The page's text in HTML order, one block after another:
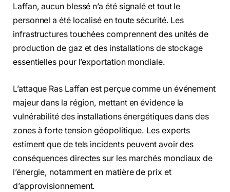
Laffan, aucun blessé n’a été signalé et tout le
personnel a été localisé en toute sécurité. Les
infrastructures touchées comprennent des unités de
production de gaz et des installations de stockage
essentielles pour l’exportation mondiale.
L’attaque Ras Laffan est perçue comme un événement
majeur dans la région, mettant en évidence la
vulnérabilité des installations énergétiques dans des
zones à forte tension géopolitique. Les experts
estiment que de tels incidents peuvent avoir des
conséquences directes sur les marchés mondiaux de
l’énergie, notamment en matière de prix et
d’approvisionnement.